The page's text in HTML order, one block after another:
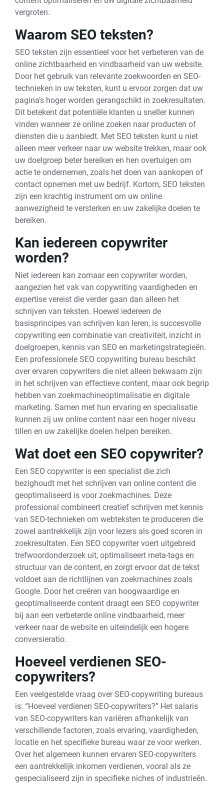
vergroten.
Waarom SEO teksten?
SEO teksten zijn essentieel voor het verbeteren van de
online zichtbaarheid en vindbaarheid van uw website.
Door het gebruik van relevante zoekwoorden en SEO-
technieken in uw teksten, kunt u ervoor zorgen dat uw
pagina’s hoger worden gerangschikt in zoekresultaten.
Dit betekent dat potentiële klanten u sneller kunnen
vinden wanneer ze online zoeken naar producten of
diensten die u aanbiedt. Met SEO teksten kunt u niet
alleen meer verkeer naar uw website trekken, maar ook
uw doelgroep beter bereiken en hen overtuigen om
actie te ondernemen, zoals het doen van aankopen of
contact opnemen met uw bedrijf. Kortom, SEO teksten
zijn een krachtig instrument om uw online
aanwezigheid te versterken en uw zakelijke doelen te
bereiken.
Kan iedereen copywriter
worden?
Niet iedereen kan zomaar een copywriter worden,
aangezien het vak van copywriting vaardigheden en
expertise vereist die verder gaan dan alleen het
schrijven van teksten. Hoewel iedereen de
basisprincipes van schrijven kan leren, is succesvolle
copywriting een combinatie van creativiteit, inzicht in
doelgroepen, kennis van SEO en marketingstrategieën.
Een professionele SEO copywriting bureau beschikt
over ervaren copywriters die niet alleen bekwaam zijn
in het schrijven van effectieve content, maar ook begrip
hebben van zoekmachineoptimalisatie en digitale
marketing. Samen met hun ervaring en specialisatie
kunnen zij uw online content naar een hoger niveau
tillen en uw zakelijke doelen helpen bereiken.
Wat doet een SEO copywriter?
Een SEO copywriter is een specialist die zich
bezighoudt met het schrijven van online content die
geoptimaliseerd is voor zoekmachines. Deze
professional combineert creatief schrijven met kennis
van SEO-technieken om webteksten te produceren die
zowel aantrekkelijk zijn voor lezers als goed scoren in
zoekresultaten. Een SEO copywriter voert uitgebreid
trefwoordonderzoek uit, optimaliseert meta-tags en
structuur van de content, en zorgt ervoor dat de tekst
voldoet aan de richtlijnen van zoekmachines zoals
Google. Door het creëren van hoogwaardige en
geoptimaliseerde content draagt een SEO copywriter
bij aan een verbeterde online vindbaarheid, meer
verkeer naar de website en uiteindelijk een hogere
conversieratio.
Hoeveel verdienen SEO-
copywriters?
Een veelgestelde vraag over SEO-copywriting bureaus
is: “Hoeveel verdienen SEO-copywriters?” Het salaris
van SEO-copywriters kan variëren afhankelijk van
verschillende factoren, zoals ervaring, vaardigheden,
locatie en het specifieke bureau waar ze voor werken.
Over het algemeen kunnen ervaren SEO-copywriters
een aantrekkelijk inkomen verdienen, vooral als ze
gespecialiseerd zijn in specifieke niches of industrieën.